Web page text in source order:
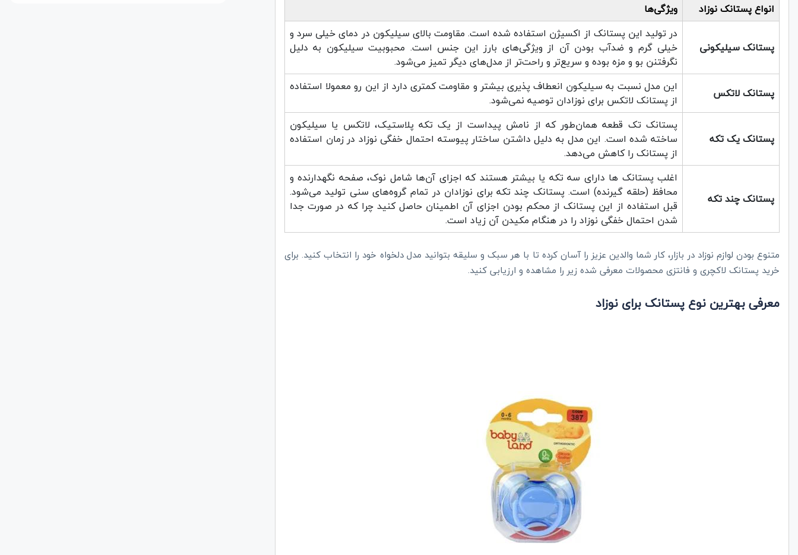
انواع پستانک نوزاد ویژگی‌ها
پستانک سیلیکونی
در تولید این پستانک از اکسیژن استفاده شده است. مقاومت بالای سیلیکون در دمای خیلی سرد و
خیلی گرم و ضدآب بودن آن از ویژگی‌های بارز این جنس است. محبوبیت سیلیکون به دلیل
نگرفتنن بو و مزه بوده و سریع‌تر و راحت‌تر از مدل‌های دیگر تمیز می‌شود.
پستانک لاتکس
این مدل نسبت به سیلیکون انعطاف پذیری بیشتر و مقاومت کمتری دارد از این رو معمولا استفاده
از پستانک لاتکس برای نوزادان توصیه نمی‌شود.
پستانک یک تکه
پستانک تک قطعه همان‌طور که از نامش پیداست از یک تکه پلاستیک، لاتکس یا سیلیکون
ساخته شده است. این مدل به دلیل داشتن ساختار پیوسته احتمال خفگی نوزاد در زمان استفاده
از پستانک را کاهش می‌دهد.
پستانک چند تکه
اغلب پستانک ها دارای سه تکه یا بیشتر هستند که اجزای آن‌ها شامل نوک، صفحه نگهدارنده و
محافظ (حلقه گیرنده) است. پستانک چند تکه برای نوزادان در تمام گروه‌های سنی تولید می‌شود.
قبل استفاده از این پستانک از محکم بودن اجزای آن اطمینان حاصل کنید چرا که در صورت جدا
شدن احتمال خفگی نوزاد را در هنگام مکیدن آن زیاد است.
متنوع بودن لوازم نوزاد در بازار، کار شما والدین عزیز را آسان کرده تا با هر سبک و سلیقه بتوانید مدل دلخواه خود را انتخاب کنید. برای
خرید پستانک لاکچری و فانتزی محصولات معرفی شده زیر را مشاهده و ارزیابی کنید.
معرفی بهترین نوع پستانک برای نوزاد